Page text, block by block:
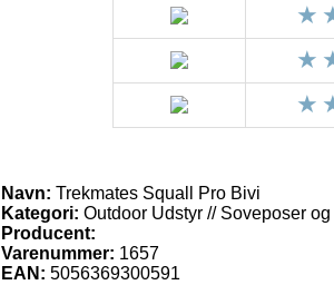
Navn: Trekmates Squall Pro Bivi
Kategori: Outdoor Udstyr // Soveposer
Producent:
Varenummer: 1657
EAN: 5056369300591